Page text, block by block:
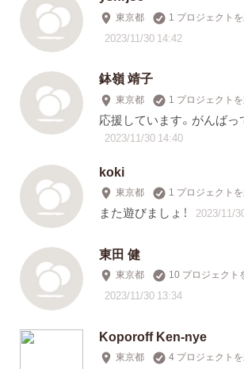
東京都 1 プロジェクト
2023/11/30 14:42
鉢嶺 靖子
東京都 1 プロジェクト
応援しています。がんばっ
2023/11/30 14:40
koki
東京都 1 プロジェクト
また遊びましょ！ 2023/11/
東田 健
東京都 10 プロジェクト
2023/11/30 13:34
Koporoff Ken-nye
東京都 4 プロジェクト